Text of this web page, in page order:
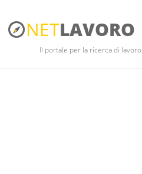
NETLAVORO
Il portale per la ricerca di lavoro